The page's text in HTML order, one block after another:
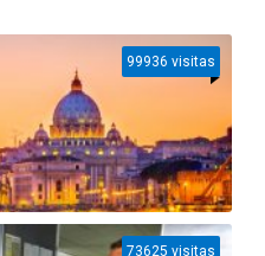
99936 visitas
73625 visitas